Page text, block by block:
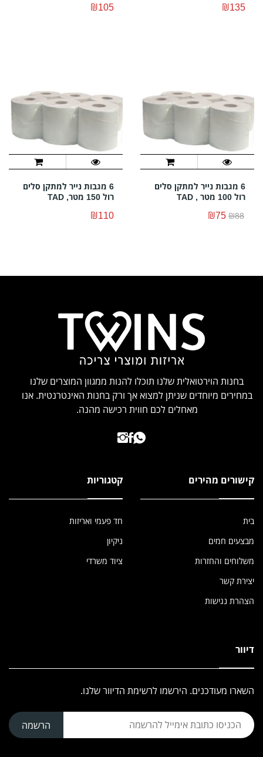
₪135
₪105
6 מגבות נייר למתקן סלים
רול 100 מטר , TAD
₪88
₪75
6 מגבות נייר למתקן סלים
רול 150 מטר, TAD
₪110
בחנות הוירטואלית שלנו תוכלו להנות ממגוון המוצרים שלנו
במחירים מיוחדים שניתן למצוא אך ורק בחנות האינטרנטית. אנו
מאחלים לכם חווית רכישה מהנה.
קישורים מהירים
בית
מבצעים חמים
משלוחים והחזרות
יצירת קשר
הצהרת נגישות
קטגוריות
חד פעמי ואריזות
ניקיון
ציוד משרדי
דיוור
השארו מעודכנים. הירשמו לרשימת הדיוור שלנו.
הרשמה